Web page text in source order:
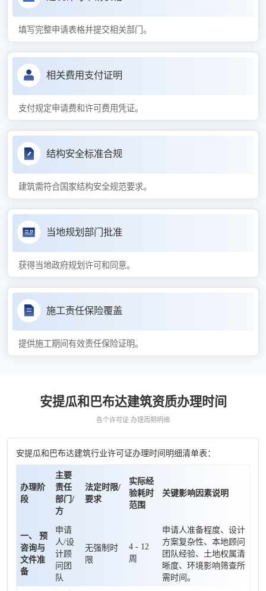
填写完整申请表格并提交相关部门。
相关费用支付证明
支付规定申请费和许可费用凭证。
结构安全标准合规
建筑需符合国家结构安全规范要求。
当地规划部门批准
获得当地政府规划许可和同意。
施工责任保险覆盖
提供施工期间有效责任保险证明。
安提瓜和巴布达建筑资质办理时间
各个许可证 办理周期明细
安提瓜和巴布达建筑行业许可证办理时间明细清单表：
办理阶
段
主要
责任
部门/
方
法定时限/
要求
实际经
验耗时
范围
关键影响因素说明
一、 预
咨询与
文件准
备
申请
人/设
计顾
问团
队
无强制时
限
4 - 12
周
申请人准备程度、设计
方案复杂性、本地顾问
团队经验、土地权属清
晰度、环境影响筛查所
需时间。